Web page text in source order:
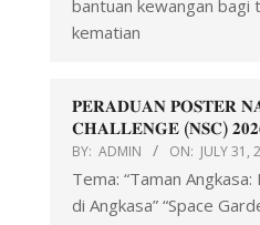
bantuan kewangan bagi
kematian
𝐏𝐄𝐑𝐀𝐃𝐔𝐀𝐍 𝐏𝐎𝐒𝐓𝐄𝐑
𝐂𝐇𝐀𝐋𝐋𝐄𝐍𝐆𝐄 (𝐍𝐒𝐂)
BY: ADMIN ON: JULY 31,
Tema: “Taman
di Angkasa” “Space